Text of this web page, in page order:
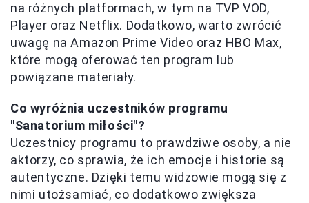
na różnych platformach, w tym na TVP VOD,
Player oraz Netflix. Dodatkowo, warto zwrócić
uwagę na Amazon Prime Video oraz HBO Max,
które mogą oferować ten program lub
powiązane materiały.
Co wyróżnia uczestników programu
"Sanatorium miłości"?
Uczestnicy programu to prawdziwe osoby, a nie
aktorzy, co sprawia, że ich emocje i historie są
autentyczne. Dzięki temu widzowie mogą się z
nimi utożsamiać, co dodatkowo zwiększa